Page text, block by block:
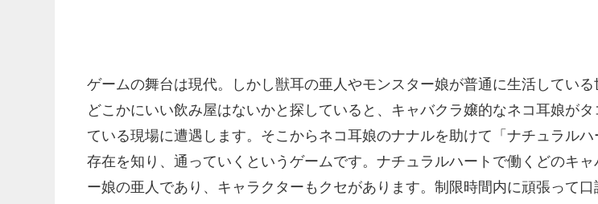
ゲームの舞台は現代。しかし獣耳の亜人やモンスター娘が普通に生活してい
どこかにいい飲み屋はないかと探していると、キャバクラ嬢的なネコ耳娘が
ている現場に遭遇します。そこからネコ耳娘のナナルを助けて「ナチュラル
存在を知り、通っていくというゲームです。ナチュラルハートで働くどのキャ
ー娘の亜人であり、キャラクターもクセがあります。制限時間内に頑張って口